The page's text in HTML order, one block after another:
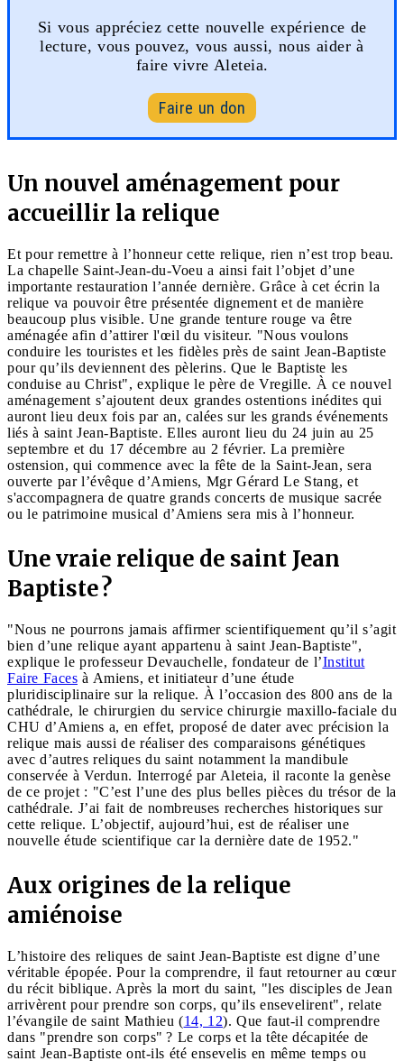
Si vous appréciez cette nouvelle expérience de
lecture, vous pouvez, vous aussi, nous aider à
faire vivre Aleteia.
Faire un don
Un nouvel aménagement pour
accueillir la relique
Et pour remettre à l’honneur cette relique, rien n’est trop beau.
La chapelle Saint-Jean-du-Voeu a ainsi fait l’objet d’une
importante restauration l’année dernière. Grâce à cet écrin la
relique va pouvoir être présentée dignement et de manière
beaucoup plus visible. Une grande tenture rouge va être
aménagée afin d’attirer l'œil du visiteur. "Nous voulons
conduire les touristes et les fidèles près de saint Jean-Baptiste
pour qu’ils deviennent des pèlerins. Que le Baptiste les
conduise au Christ", explique le père de Vregille. À ce nouvel
aménagement s’ajoutent deux grandes ostentions inédites qui
auront lieu deux fois par an, calées sur les grands événements
liés à saint Jean-Baptiste. Elles auront lieu du 24 juin au 25
septembre et du 17 décembre au 2 février. La première
ostension, qui commence avec la fête de la Saint-Jean, sera
ouverte par l’évêque d’Amiens, Mgr Gérard Le Stang, et
s'accompagnera de quatre grands concerts de musique sacrée
ou le patrimoine musical d’Amiens sera mis à l’honneur.
Une vraie relique de saint Jean
Baptiste ?
"Nous ne pourrons jamais affirmer scientifiquement qu’il s’agit
bien d’une relique ayant appartenu à saint Jean-Baptiste",
explique le professeur Devauchelle, fondateur de l’Institut
Faire Faces à Amiens, et initiateur d’une étude
pluridisciplinaire sur la relique. À l’occasion des 800 ans de la
cathédrale, le chirurgien du service chirurgie maxillo-faciale du
CHU d’Amiens a, en effet, proposé de dater avec précision la
relique mais aussi de réaliser des comparaisons génétiques
avec d’autres reliques du saint notamment la mandibule
conservée à Verdun. Interrogé par Aleteia, il raconte la genèse
de ce projet : "C’est l’une des plus belles pièces du trésor de la
cathédrale. J’ai fait de nombreuses recherches historiques sur
cette relique. L’objectif, aujourd’hui, est de réaliser une
nouvelle étude scientifique car la dernière date de 1952."
Aux origines de la relique
amiénoise
L’histoire des reliques de saint Jean-Baptiste est digne d’une
véritable épopée. Pour la comprendre, il faut retourner au cœur
du récit biblique. Après la mort du saint, "les disciples de Jean
arrivèrent pour prendre son corps, qu’ils ensevelirent", relate
l’évangile de saint Mathieu (14, 12). Que faut-il comprendre
dans "prendre son corps" ? Le corps et la tête décapitée de
saint Jean-Baptiste ont-ils été ensevelis en même temps ou